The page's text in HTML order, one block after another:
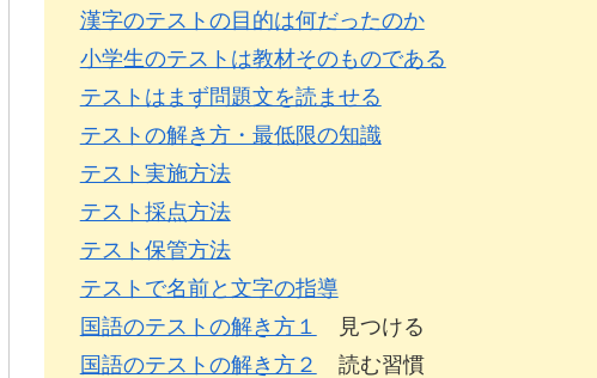
漢字のテストの目的は何だったのか
小学生のテストは教材そのものである
テストはまず問題文を読ませる
テストの解き方・最低限の知識
テスト実施方法
テスト採点方法
テスト保管方法
テストで名前と文字の指導
国語のテストの解き方１
見つける
国語のテストの解き方２
読む習慣